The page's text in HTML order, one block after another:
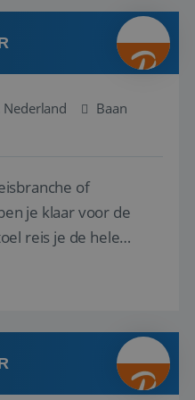
vragen ...
Baan
of
je klaar voor de
reis je de hele
en wat er in de
droomreis te